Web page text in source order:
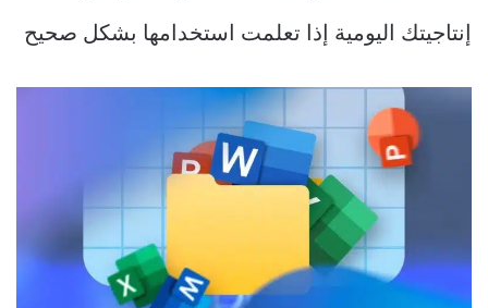
إنتاجيتك اليومية إذا تعلمت استخدامها بشكل صحيح